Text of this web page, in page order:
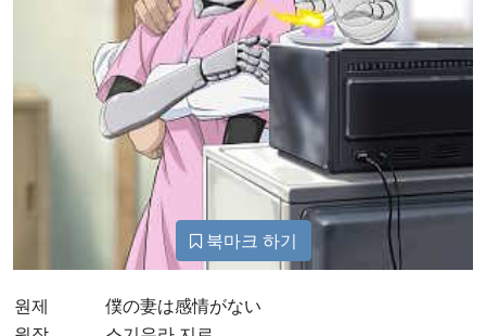
북마크 하기
원제
僕の妻は感情がない